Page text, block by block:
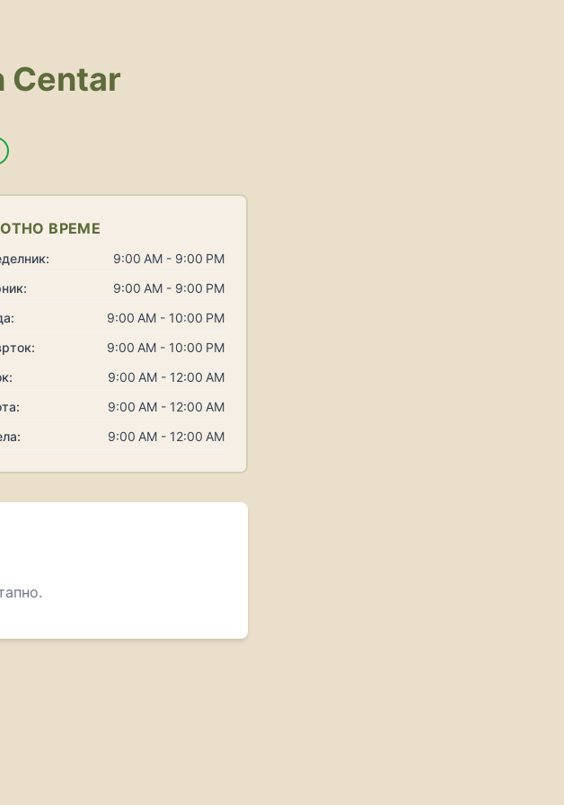
Centar
ВРЕМЕ
9:00 AM - 9:00 PM
9:00 AM - 9:00 PM
9:00 AM - 10:00 PM
9:00 AM - 10:00 PM
9:00 AM - 12:00 AM
9:00 AM - 12:00 AM
9:00 AM - 12:00 AM